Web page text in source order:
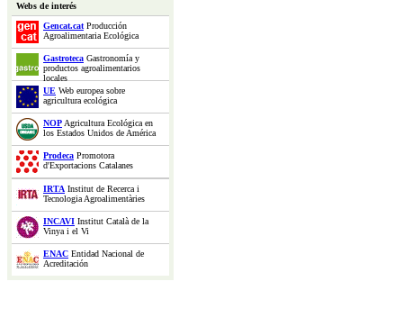
Webs de interés
Gencat.catProducción
Agroalimentaria Ecológica
Gastroteca Gastronomía y
productos agroalimentarios
locales
UE Web europea sobre
agricultura ecológica
NOPAgricultura Ecológica en
los Estados Unidos de América
Prodeca Promotora
d'Exportacions Catalanes
IRTA Institut de Recerca i
Tecnologia Agroalimentàries
INCAVI Institut Català de la
Vinya i el Vi
ENAC Entidad Nacional de
Acreditación